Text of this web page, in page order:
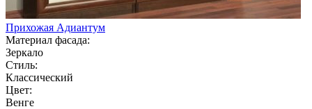
Прихожая Адиантум
Материал фасада:
Зеркало
Стиль:
Классический
Цвет:
Венге